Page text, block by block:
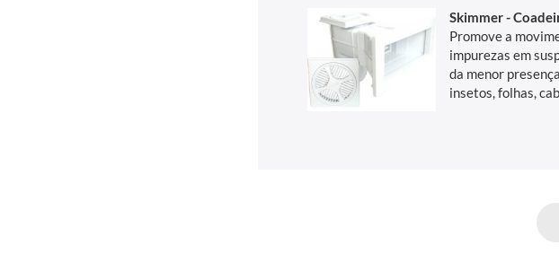
Skimmer -
Promove a
impurezas em
da menor
insetos, folhas,